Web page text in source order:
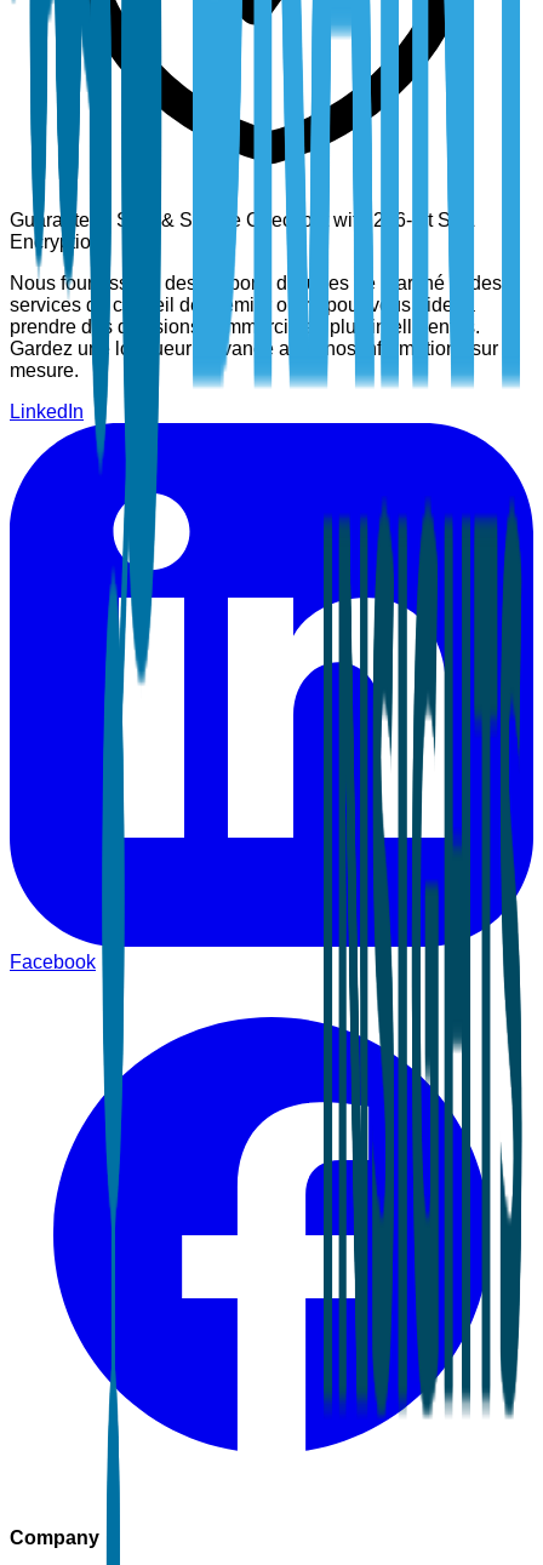
Guaranteed Safe & Secure Checkout with 256-bit SSL
Encryption
Nous fournissons des rapports d'études de marché et des
services de conseil de premier ordre pour vous aider à
prendre des décisions commerciales plus intelligentes.
Gardez une longueur d'avance avec nos informations sur
mesure.
LinkedIn
Facebook
Company